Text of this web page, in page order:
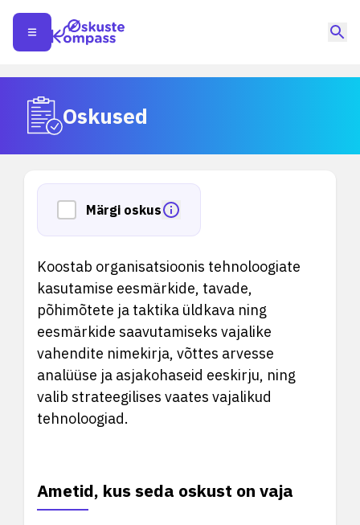
Oskused
Märgi oskus
Koostab organisatsioonis tehnoloogiate
kasutamise eesmärkide, tavade,
põhimõtete ja taktika üldkava ning
eesmärkide saavutamiseks vajalike
vahendite nimekirja, võttes arvesse
analüüse ja asjakohaseid eeskirju, ning
valib strateegilises vaates vajalikud
tehnoloogiad.
Ametid, kus seda oskust on vaja